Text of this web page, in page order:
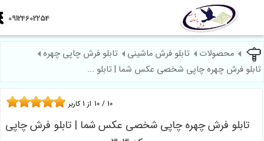
09124602254
محصولات تابلو فرش ماشینی
تابلو فرش چاپی چهره
فرش چهره چاپی شخصی عکس شما | تابلو ...
فرش چهره چاپی شخصی عکس شما | تابلو فرش چاپی
از1 کاربر